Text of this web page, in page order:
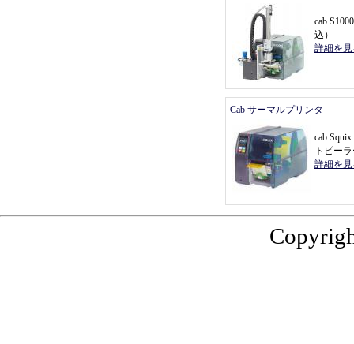
cab S1000
込 ）
詳細を
Cab サーマルプリンタ
cab
トピー
詳細を